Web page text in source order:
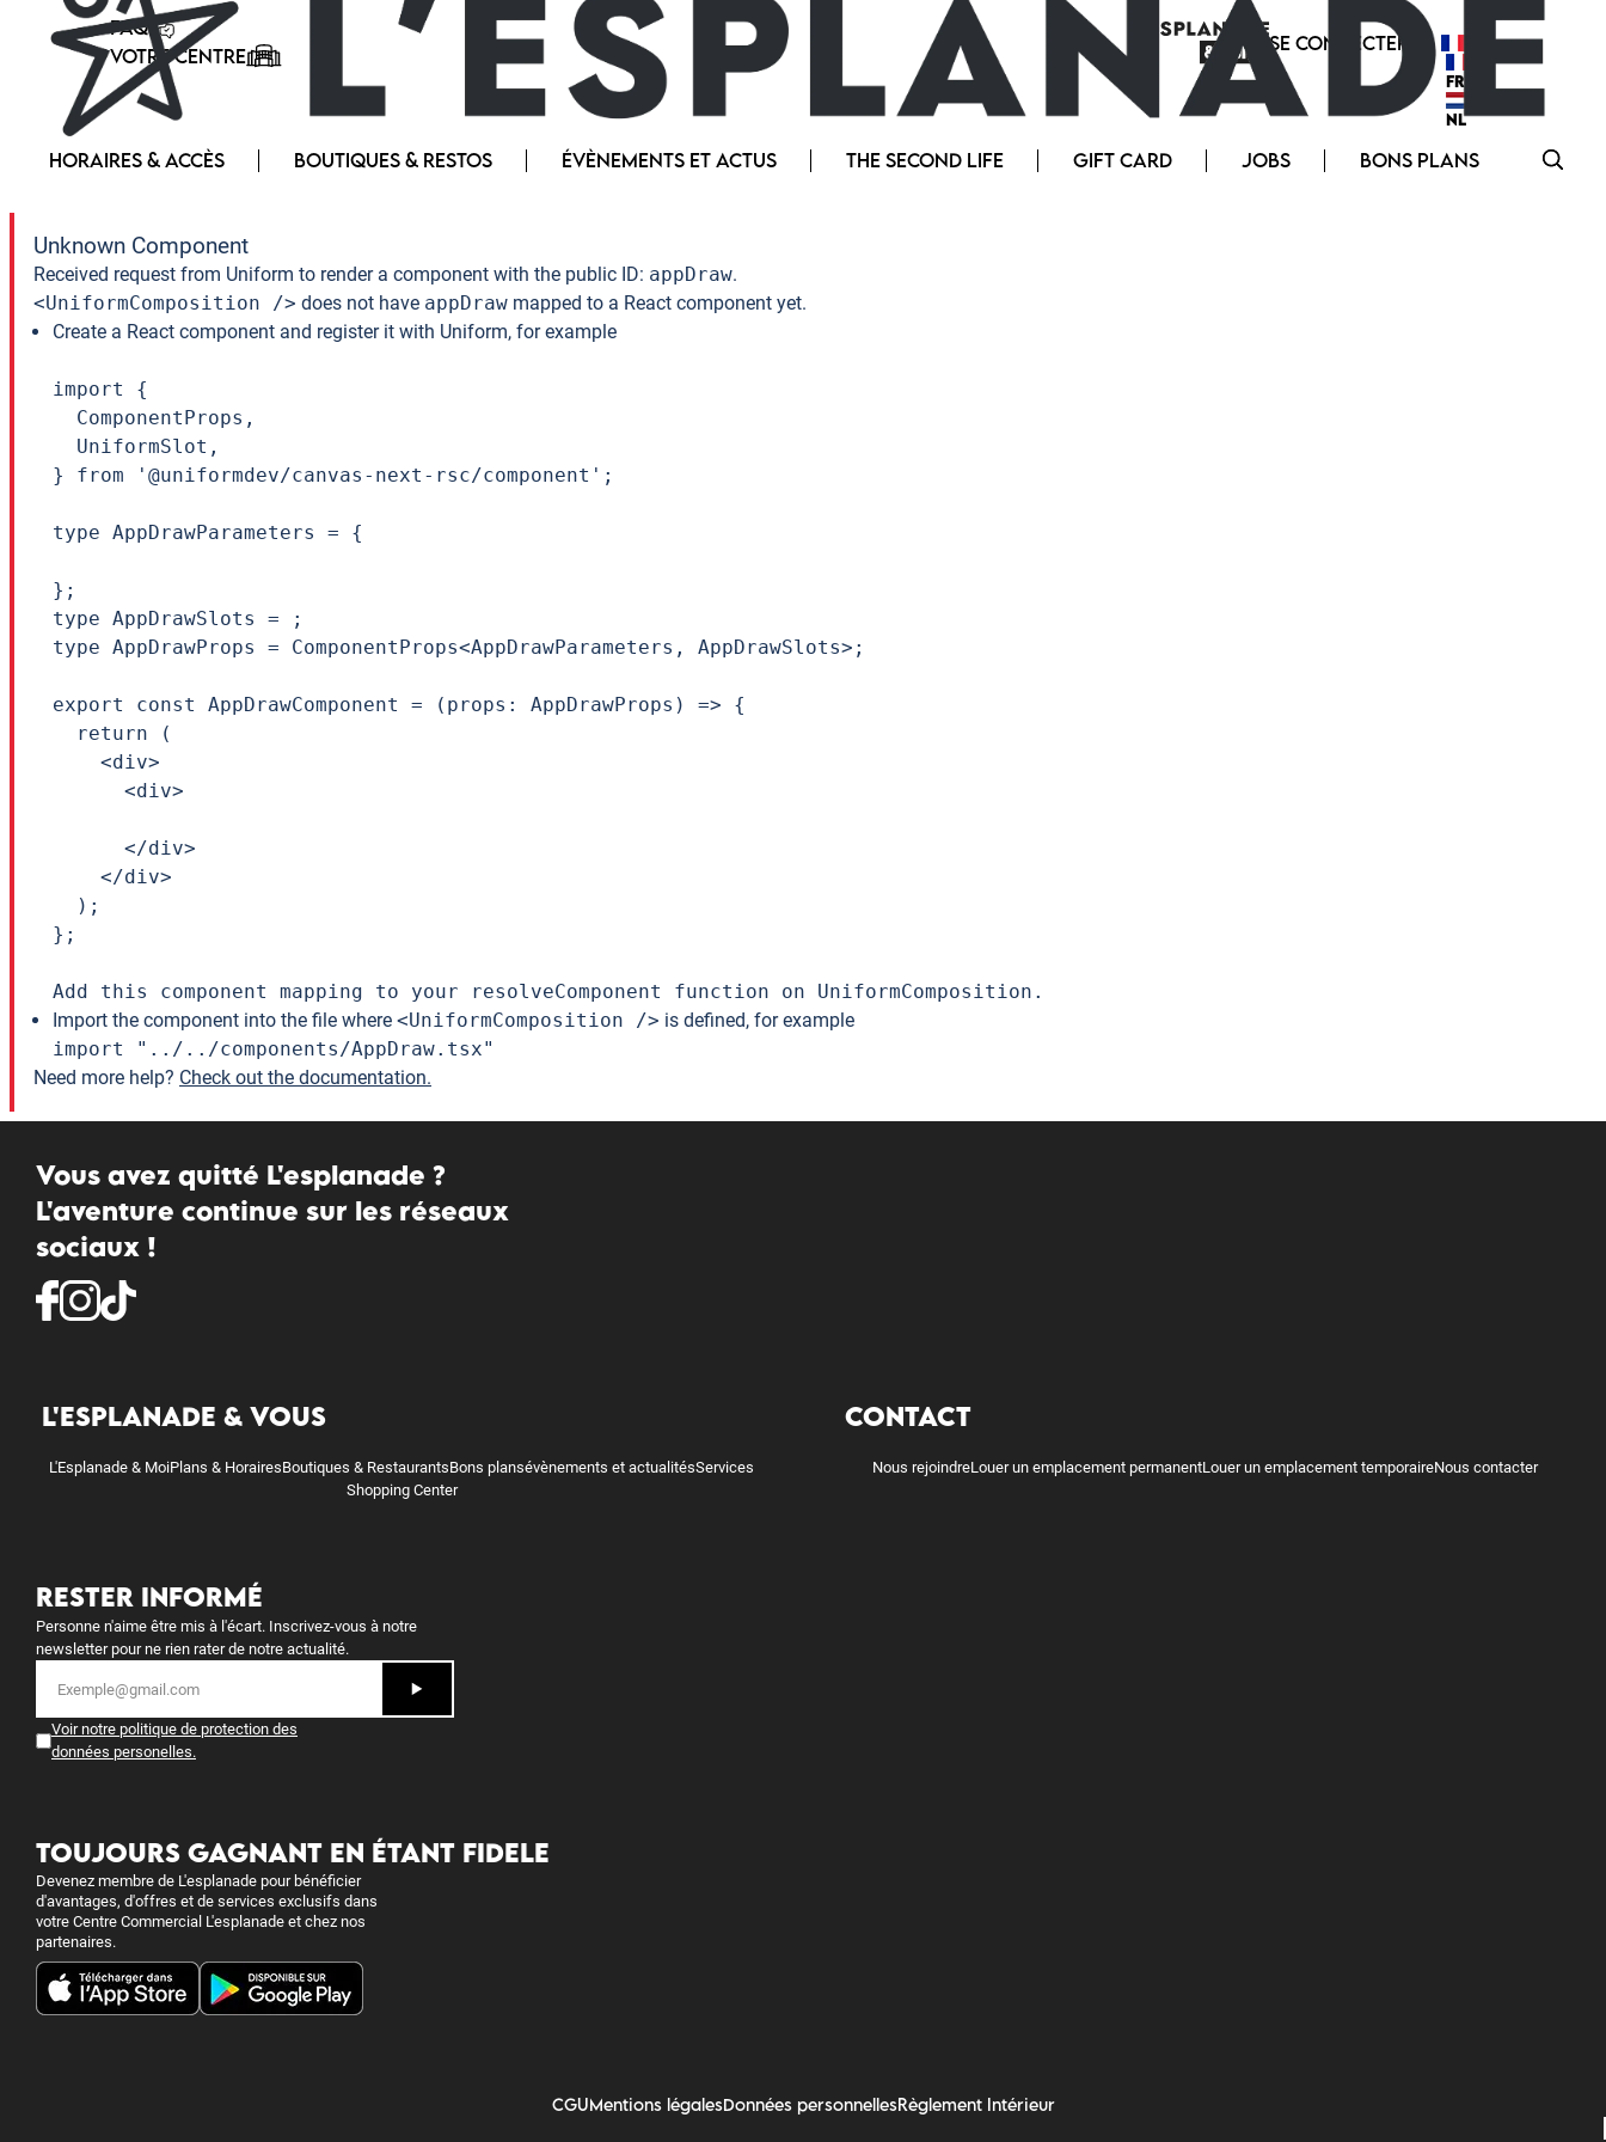
FAQ
VOTRE CENTRE
SE CONNECTER
FR
NL
HORAIRES & ACCÈS BOUTIQUES & RESTOS ÉVÈNEMENTS ET ACTUS THE SECOND LIFE GIFT CARD JOBS BONS PLANS
Unknown Component
Received request from Uniform to render a component with the public ID: appDraw.
<UniformComposition /> does not have appDraw mapped to a React component yet.
Create a React component and register it with Uniform, for example
import {
  ComponentProps,
  UniformSlot,
} from '@uniformdev/canvas-next-rsc/component';
type AppDrawParameters = {
};
type AppDrawSlots = ;
type AppDrawProps = ComponentProps<AppDrawParameters, AppDrawSlots>;
export const AppDrawComponent = (props: AppDrawProps) => {
  return (
    <div>
      <div>
      </div>
    </div>
  );
};
Add this component mapping to your resolveComponent function on UniformComposition.
Import the component into the file where <UniformComposition /> is defined, for example
import "../../components/AppDraw.tsx"
Need more help? Check out the documentation.
Vous avez quitté L'esplanade ?
L'aventure continue sur les réseaux
sociaux !
L'ESPLANADE & VOUS
L'Esplanade & MoiPlans & HorairesBoutiques & RestaurantsBons plansévènements et actualitésServices
Shopping Center
CONTACT
Nous rejoindreLouer un emplacement permanentLouer un emplacement temporaireNous contacter
RESTER INFORMÉ
Personne n'aime être mis à l'écart. Inscrivez-vous à notre
newsletter pour ne rien rater de notre actualité.
Voir notre politique de protection des
données personelles.
TOUJOURS GAGNANT EN ÉTANT FIDELE
Devenez membre de L'esplanade pour bénéficier
d'avantages, d'offres et de services exclusifs dans
votre Centre Commercial L'esplanade et chez nos
partenaires.
CGUMentions légalesDonnées personnellesRèglement Intérieur